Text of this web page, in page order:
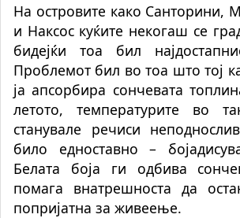
На островите како Санторини,
и Наксос куќите некогаш се
бидејќи тоа бил
Проблемот бил во тоа што тој
ја апсорбира сончевата
летото, температурите во
станувале речиси
било едноставно –
Белата боја ги одбива
помага внатрешноста да
попријатна за живеење.